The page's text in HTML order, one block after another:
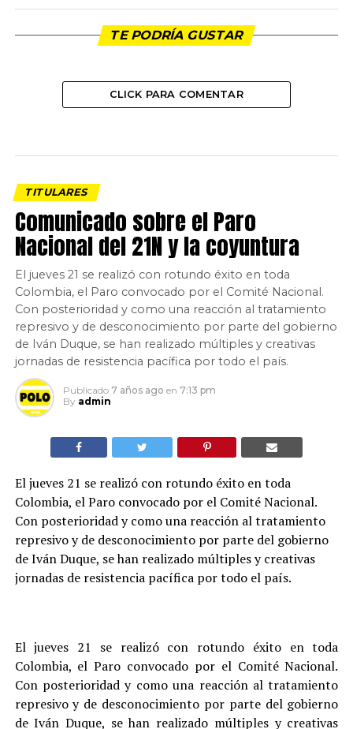
TE PODRÍA GUSTAR
CLICK PARA COMENTAR
TITULARES
Comunicado sobre el Paro
Nacional del 21N y la coyuntura
El jueves 21 se realizó con rotundo éxito en toda
Colombia, el Paro convocado por el Comité Nacional.
Con posterioridad y como una reacción al tratamiento
represivo y de desconocimiento por parte del gobierno
de Iván Duque, se han realizado múltiples y creativas
jornadas de resistencia pacífica por todo el país.
Publicado 7 años ago en 7:13 pm
By admin
El jueves 21 se realizó con rotundo éxito en toda
Colombia, el Paro convocado por el Comité Nacional.
Con posterioridad y como una reacción al tratamiento
represivo y de desconocimiento por parte del gobierno
de Iván Duque, se han realizado múltiples y creativas
jornadas de resistencia pacífica por todo el país.
El jueves 21 se realizó con rotundo éxito en toda
Colombia, el Paro convocado por el Comité Nacional.
Con posterioridad y como una reacción al tratamiento
represivo y de desconocimiento por parte del gobierno
de Iván Duque, se han realizado múltiples y creativas